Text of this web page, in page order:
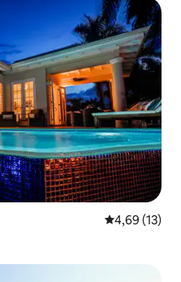
Gemiddelde
4,69 (13)